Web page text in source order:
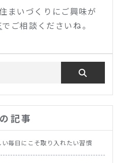
まいづくりにご興味が
でご相談くださいね。
記事
毎日にこそ取り入れたい習慣